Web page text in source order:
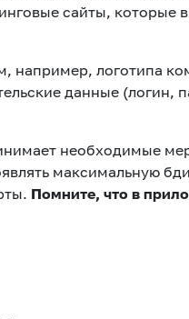
сайты, которые
логотипа
данные (логин,
необходимые
максимальную
Помните, что в